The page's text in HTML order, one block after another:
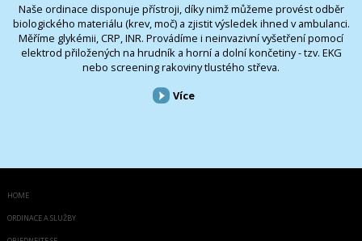
Naše ordinace disponuje přístroji, díky nimž můžeme provést odběr
biologického materiálu (krev, moč) a zjistit výsledek ihned v ambulanci.
Měříme glykémii, CRP, INR. Provádíme i neinvazivní vyšetření pomocí
elektrod přiložených na hrudník a horní a dolní končetiny - tzv. EKG
nebo screening rakoviny tlustého střeva.
Více
HOME
ORDINACE A SLUŽBY